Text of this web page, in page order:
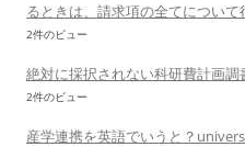
るときは、請求項の全てについて
2件のビュー
絶対に採択されない科研費計画調
2件のビュー
産学連携を英語でいうと？